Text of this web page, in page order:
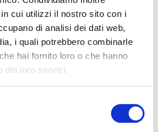
cui utilizzi il nostro sito con i
di analisi dei dati web,
i quali potrebbero combinarle
hai fornito loro o che hanno
dei loro servizi.
prodotto?
Trova un
distributore